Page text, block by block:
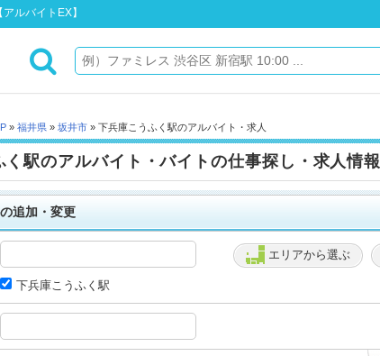
ルバイトEX】
» 福井県 » 坂井市 » 下兵庫こうふく駅のアルバイト・求人
く駅のアルバイト・バイトの仕事探し・求人情報
追加・変更
エリアから選ぶ
下兵庫こうふく駅